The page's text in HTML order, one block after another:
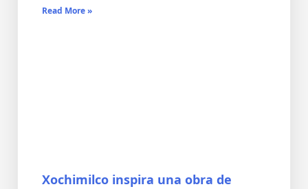
Read More »
Xochimilco inspira una obra de